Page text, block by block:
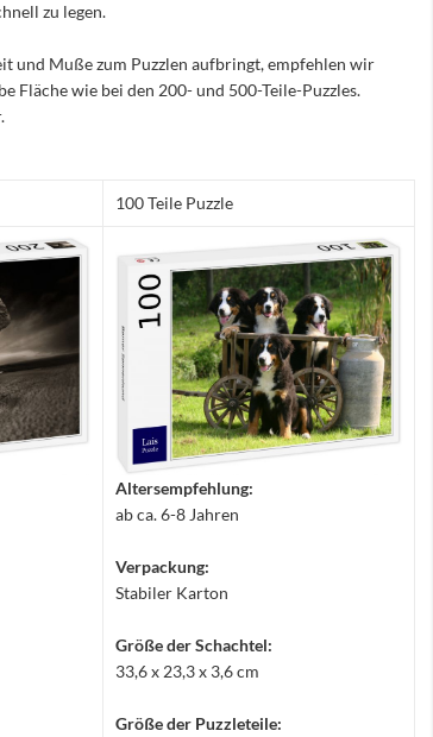
zu legen.
und Muße zum Puzzlen aufbringt, empfehlen wir
Fläche wie bei den 200- und 500-Teile-Puzzles.
100 Teile Puzzle
Altersempfehlung:
ab ca. 6-8 Jahren
Verpackung:
Stabiler Karton
Größe der Schachtel:
33,6 x 23,3 x 3,6 cm
Größe der Puzzleteile: